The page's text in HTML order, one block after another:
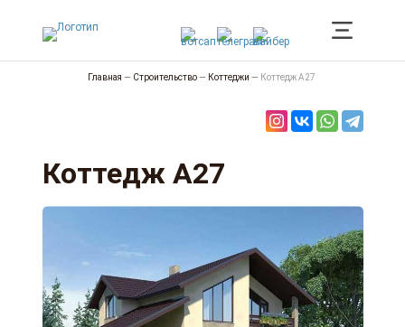
Главная — Строительство— Коттеджи — Коттедж А27
Коттедж А27